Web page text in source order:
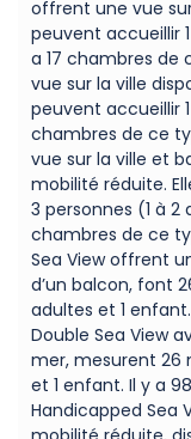
offrent une vue
peuvent accueillir
a 17 chambres de
vue sur la ville
peuvent accueillir
chambres de ce
vue sur la ville et
mobilité réduite.
3 personnes (1 à 2
chambres de ce
Sea View offrent
d’un balcon, font
adultes et 1
Double Sea View
mer, mesurent 26
et 1 enfant. Il y a
Handicapped Sea